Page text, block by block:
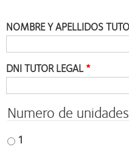
NOMBRE Y APELLIDOS
DNI TUTOR LEGAL
Numero de unidades
1